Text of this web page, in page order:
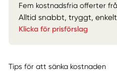
Fem kostnadsfria offerter
Alltid snabbt, tryggt,
Klicka för prisförslag
Tips för att sänka kostnaden